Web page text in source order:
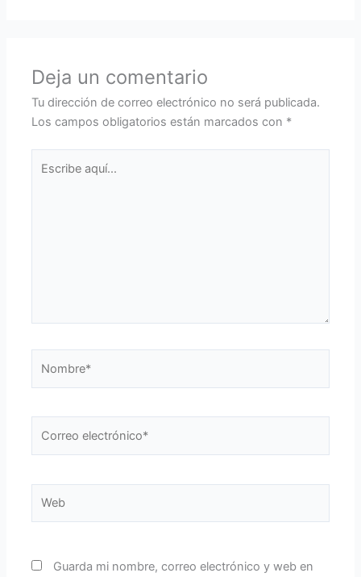
Deja un comentario
Tu dirección de correo electrónico no será publicada.
Los campos obligatorios están marcados con *
aquí...
electrónico*
Guarda mi nombre, correo electrónico y web en